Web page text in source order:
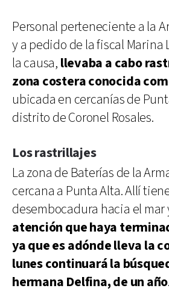
Personal perteneciente a la
y a pedido de la fiscal Marina
la causa, llevaba a cabo
zona costera conocida
ubicada en cercanías de
distrito de Coronel Rosales.
Los rastrillajes
La zona de Baterías de la
cercana a Punta Alta. Allí
desembocadura hacia el mar
atención que haya
ya que es adónde lleva la
lunes continuará la
hermana Delfina, de un año.